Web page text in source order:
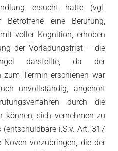
ersucht hatte (vgl.
Betroffene eine Berufung,
voller Kognition, erhoben
der Vorladungsfrist – die
darstellte, da der
zum Termin erschienen war
unvollständig, angehört
durch die
können, sich vernehmen zu
i.S.v. Art. 317
vorzubringen, die der